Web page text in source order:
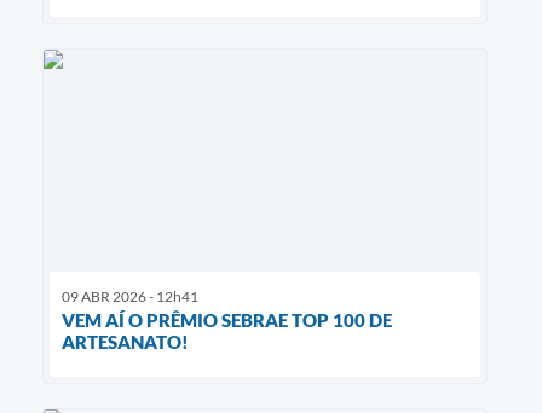
09 ABR 2026 - 12h41
VEM AÍ O PRÊMIO SEBRAE TOP 100 DE
ARTESANATO!